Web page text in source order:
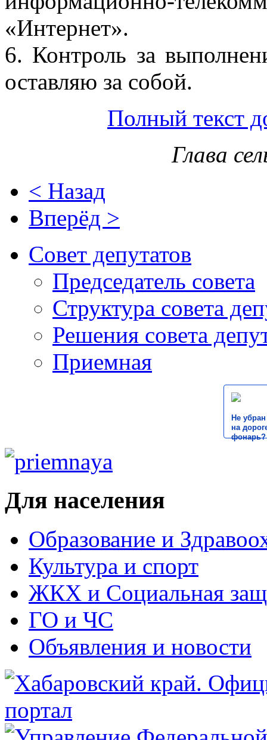
«Интернет».
6. Контроль за
оставляю за собой.
Полный текст
Глава
< Назад
Вперёд >
Совет депутатов
Председатель совета
Структура совета
Решения совета
Приемная
Не
на
фонарь?
Для населения
Образование и
Культура и спорт
ЖКХ и Социальная
ГО и ЧС
Объявления и новости